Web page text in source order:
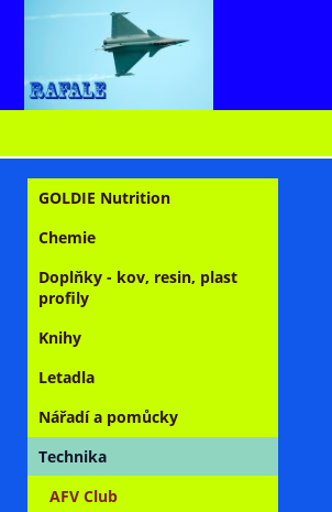
GOLDIE Nutrition
Chemie
Doplňky - kov, resin, plast
profily
Knihy
Letadla
Nářadí a pomůcky
Technika
AFV Club